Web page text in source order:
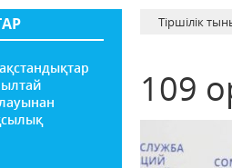
Тіршілік
109